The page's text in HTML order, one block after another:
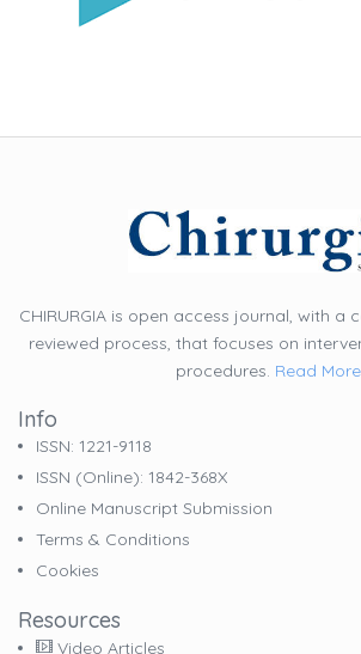
CHIRURGIA is open access journal, with a
reviewed process, that focuses on
procedures. Read More
Info
ISSN: 1221-9118
ISSN (online): 1842-368X
Online Manuscript Submission
Terms & Conditions
Cookies
Resources
Video Articles